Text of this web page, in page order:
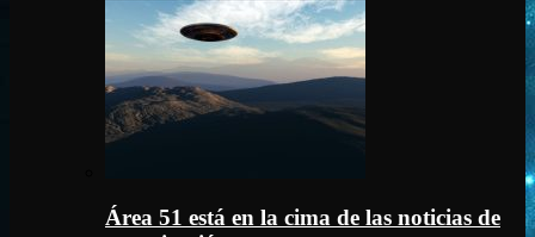
Área 51 está en la cima de las noticias de